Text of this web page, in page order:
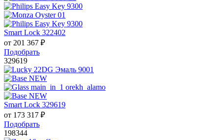
Smart Lock 322402
от 201 367 ₽
Подобрать
329619
Smart Lock 329619
от 173 317 ₽
Подобрать
198344